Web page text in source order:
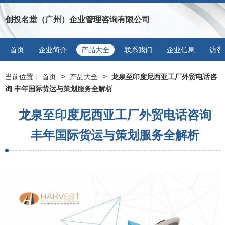
创投名堂（广州）企业管理咨询有限公司
首页 企业简介 产品大全 联系我们 企业信息 访客
当前位置： 首页 > 产品大全 > 龙泉至印度尼西亚工厂外贸电话咨
询 丰年国际货运与策划服务全解析
龙泉至印度尼西亚工厂外贸电话咨询
丰年国际货运与策划服务全解析